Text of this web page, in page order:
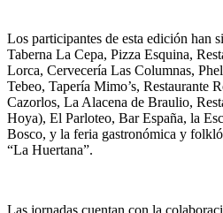
Los participantes de esta edición han
Taberna La Cepa, Pizza Esquina,
Lorca, Cervecería Las Columnas,
Tebeo, Tapería Mimo’s, Restaurante
Cazorlos, La Alacena de Braulio,
Hoya), El Parloteo, Bar España, la
Bosco, y la feria gastronómica y
“La Huertana”.
Las jornadas cuentan con la